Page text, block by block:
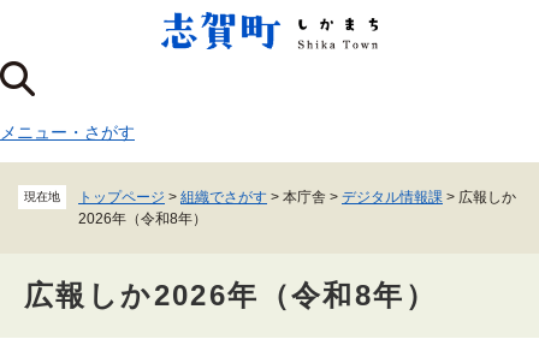
ジ
の
頭
で
メニューを飛ばして本文へ
メニュー ・ さがす
現在地 トップページ > 組織でさがす > 本庁舎 > デジタル情報課 > 広報しか
2026年（令和8年）
広報しか2026年（令和8年）